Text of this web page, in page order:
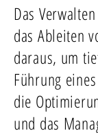
Das
das Ableiten
daraus, um
Führung
die
und das